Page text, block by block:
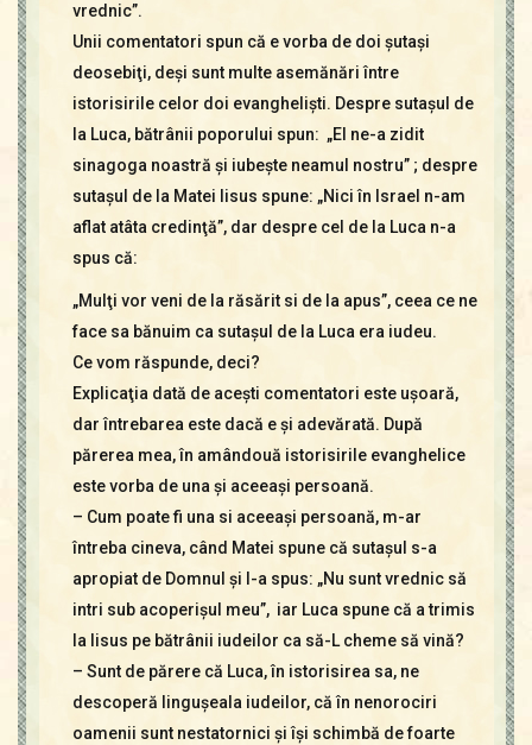
vrednic”.
Unii comentatori spun că e vorba de doi şutaşi
deosebiţi, deşi sunt multe asemănări între
istorisirile celor doi evanghelişti. Despre sutaşul de
la Luca, bătrânii poporului spun: „El ne-a zidit
sinagoga noastră şi iubeşte neamul nostru” ; despre
sutaşul de la Matei Iisus spune: „Nici în Israel n-am
aflat atâta credinţă”, dar despre cel de la Luca n-a
spus că:
„Mulţi vor veni de la răsărit si de la apus”, ceea ce ne
face sa bănuim ca sutaşul de la Luca era iudeu.
Ce vom răspunde, deci?
Explicaţia dată de aceşti comentatori este uşoară,
dar întrebarea este dacă e şi adevărată. După
părerea mea, în amândouă istorisirile evanghelice
este vorba de una şi aceeaşi persoană.
– Cum poate fi una si aceeaşi persoană, m-ar
întreba cineva, când Matei spune că sutaşul s-a
apropiat de Domnul şi I-a spus: „Nu sunt vrednic să
intri sub acoperişul meu”, iar Luca spune că a trimis
la Iisus pe bătrânii iudeilor ca să-L cheme să vină?
– Sunt de părere că Luca, în istorisirea sa, ne
descoperă linguşeala iudeilor, că în nenorociri
oamenii sunt nestatornici şi îşi schimbă de foarte